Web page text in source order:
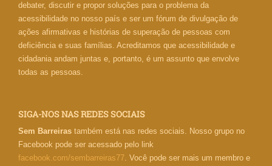
debater, discutir e propor soluções para o problema da
acessibilidade no nosso país e ser um fórum de divulgação de
ações afirmativas e histórias de superação de pessoas com
deficiência e suas famílias. Acreditamos que acessibilidade e
cidadania andam juntas e, portanto, é um assunto que envolve
todas as pessoas.
SIGA-NOS NAS REDES SOCIAIS
Sem Barreiras também está nas redes sociais. Nosso grupo no
Facebook pode ser acessado pelo link
facebook.com/sembarreiras77. Você pode ser mais um membro e